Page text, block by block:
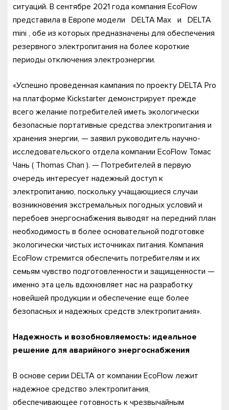
ситуаций. В сентябре 2021 года компания EcoFlow
представила в Европе модели DELTA Max и DELTA
mini , обе из которых предназначены для обеспечения
резервного электропитания на более короткие
периоды отключения электроэнергии.
«Успешно проведенная кампания по проекту DELTA Pro
на платформе Kickstarter демонстрирует прежде
всего желание потребителей иметь экологически
безопасные портативные средства электропитания и
хранения энергии, — заявил руководитель научно-
исследовательского отдела компании EcoFlow Томас
Чань ( Thomas Chan ). — Потребителей в первую
очередь интересует надежный доступ к
электропитанию, поскольку учащающиеся случаи
возникновения экстремальных погодных условий и
перебоев энергоснабжения выводят на передний план
необходимость в более основательной подготовке
экологически чистых источниках питания. Компания
EcoFlow стремится обеспечить потребителям и их
семьям чувство подготовленности и защищенности —
именно эта цель вдохновляет нас на разработку
новейшей продукции и обеспечение еще более
безопасных и надежных средств электропитания».
Надежность и возобновляемость: идеальное
решение для аварийного энергоснабжения
В основе серии DELTA от компании EcoFlow лежит
надежное средство электропитания,
обеспечивающее готовность к чрезвычайным